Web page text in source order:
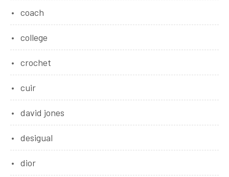
coach
college
crochet
cuir
david jones
desigual
dior